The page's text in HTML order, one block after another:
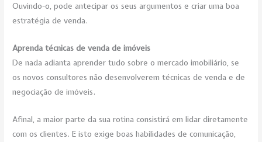
Ouvindo-o, pode antecipar os seus argumentos e criar uma boa
estratégia de venda.
Aprenda técnicas de venda de imóveis
De nada adianta aprender tudo sobre o mercado imobiliário, se
os novos consultores não desenvolverem técnicas de venda e de
negociação de imóveis.
Afinal, a maior parte da sua rotina consistirá em lidar diretamente
com os clientes. E isto exige boas habilidades de comunicação,